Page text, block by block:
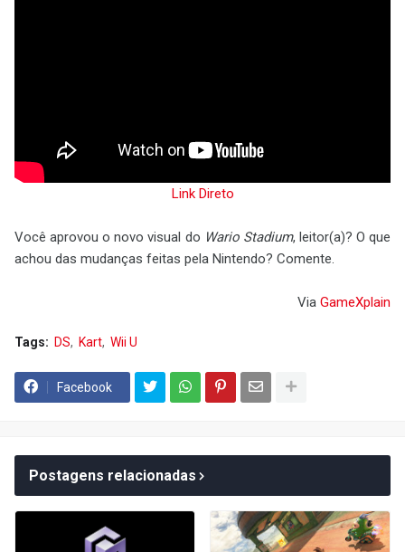
Link Direto
Você aprovou o novo visual do Wario Stadium, leitor(a)? O que
achou das mudanças feitas pela Nintendo? Comente.
Via GameXplain
Tags: DS Kart Wii U
Facebook
Postagens relacionadas